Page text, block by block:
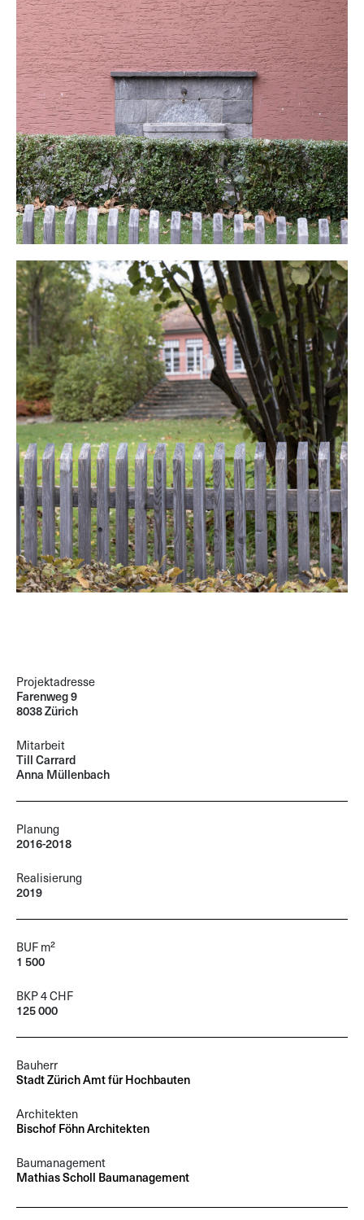
Projektadresse
Farenweg 9
8038 Zürich
Mitarbeit
Till Carrard
Anna Müllenbach
Planung
2016-2018
Realisierung
2019
BUF m²
1 500
BKP 4 CHF
125 000
Bauherr
Stadt Zürich Amt für Hochbauten
Architekten
Bischof Föhn Architekten
Baumanagement
Mathias Scholl Baumanagement